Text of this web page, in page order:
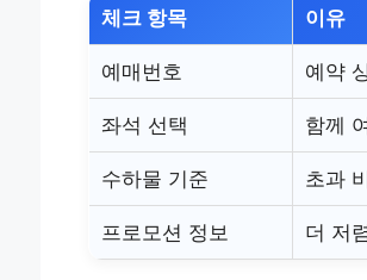
체크 항목 이유
예매번호 예약
좌석 선택 함께
수하물 기준 초과
프로모션 정보 더 저